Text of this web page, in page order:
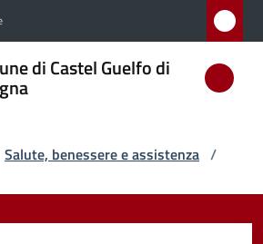
di Castel Guelfo di
Salute, benessere e assistenza /